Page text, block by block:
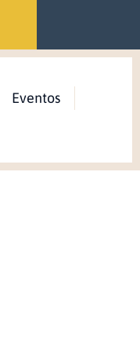
Eventos